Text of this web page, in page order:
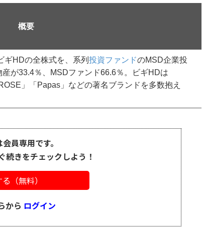
概要
ギHDの全株式を、系列 投資ファンドのMSD企業投
が33.4％、MSDファンド66.6％。ビギHDは
」「Papas」などの著名ブランドを多数抱え
員専用です。
続きをチェックしよう！
（無料）
から ログイン